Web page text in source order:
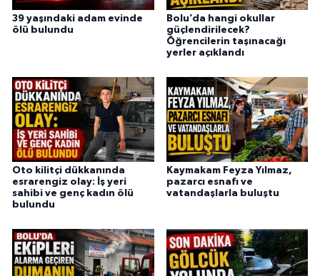
39 yaşındaki adam evinde
ölü bulundu
Bolu’da hangi okullar
güçlendirilecek?
Öğrencilerin taşınacağı
yerler açıklandı
Oto kilitçi dükkanında
esrarengiz olay: İş yeri
sahibi ve genç kadın ölü
bulundu
Kaymakam Feyza Yılmaz,
pazarcı esnafı ve
vatandaşlarla buluştu